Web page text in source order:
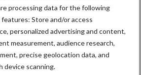
processing data for the following
Store and/or access
personalized advertising and content,
measurement, audience research,
precise geolocation data, and
device scanning.
trekker: Case IH Magnum 7250
Loonwerker in beeld: Landbouwwerken